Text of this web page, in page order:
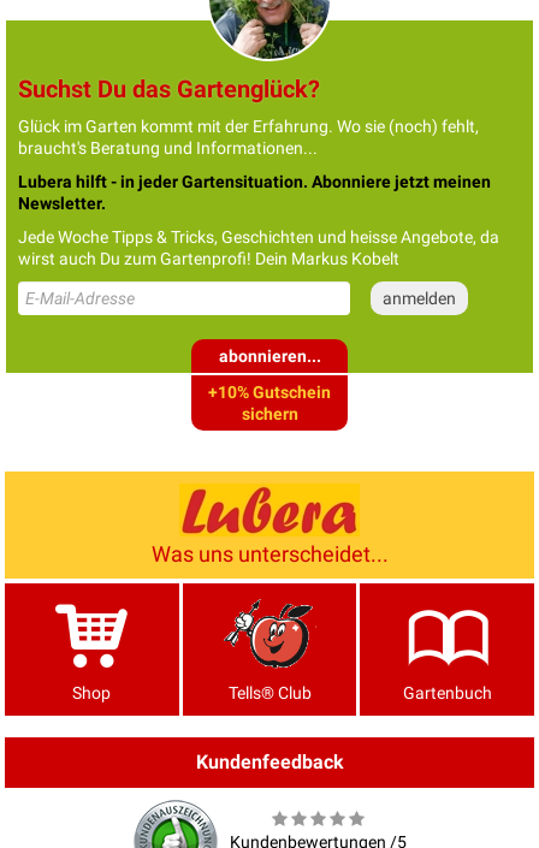
Suchst Du das Gartenglück?
Glück im Garten kommt mit der Erfahrung. Wo sie (noch) fehlt,
braucht's Beratung und Informationen...
Lubera hilft - in jeder Gartensituation. Abonniere jetzt meinen
Newsletter.
Jede Woche Tipps & Tricks, Geschichten und heisse Angebote, da
wirst auch Du zum Gartenprofi! Dein Markus Kobelt
abonnieren...
+10% Gutschein
sichern
Was uns unterscheidet...
Shop Tells® Club Gartenbuch
Kundenfeedback
Kundenbewertungen /5